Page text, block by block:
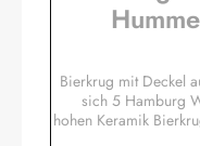
Bierkrug mit Deckel
sich 5 Hamburg
hohen Keramik